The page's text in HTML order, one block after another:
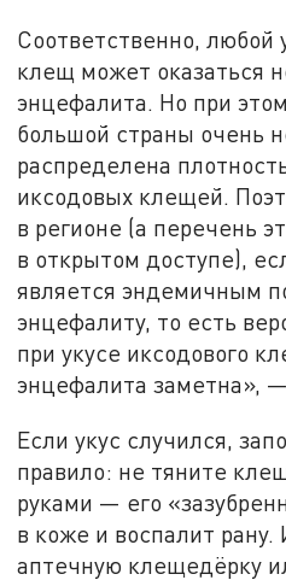
Соответственно, любой
клещ может оказаться
энцефалита. Но при
большой страны очень
распределена
иксодовых клещей.
в регионе (а перечень
в открытом доступе),
является эндемичным
энцефалиту, то есть
при укусе иксодового
энцефалита заметна», —
Если укус случился,
правило: не тяните
руками — его «
в коже и воспалит рану.
аптечную клещедёрку